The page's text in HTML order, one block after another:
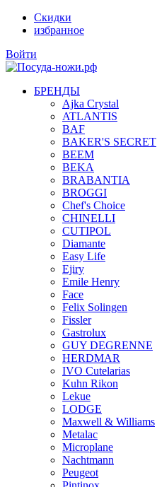
Скидки
избранное
Войти
БРЕНДЫ
Ajka Crystal
ATLANTIS
BAF
BAKER'S SECRET
BEEM
BEKA
BRABANTIA
BROGGI
Chef's Choice
CHINELLI
CUTIPOL
Diamante
Easy Life
Ejiry
Emile Henry
Face
Felix Solingen
Fissler
Gastrolux
GUY DEGRENNE
HERDMAR
IVO Cutelarias
Kuhn Rikon
Lekue
LODGE
Maxwell & Williams
Metalac
Microplane
Nachtmann
Peugeot